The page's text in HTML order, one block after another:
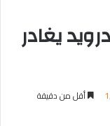
يغادر
أقل من دقيقة